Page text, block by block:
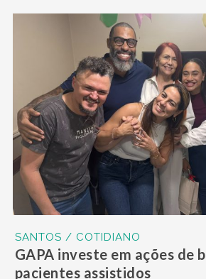
SANTOS / COTIDIANO
GAPA investe em ações de
pacientes assistidos